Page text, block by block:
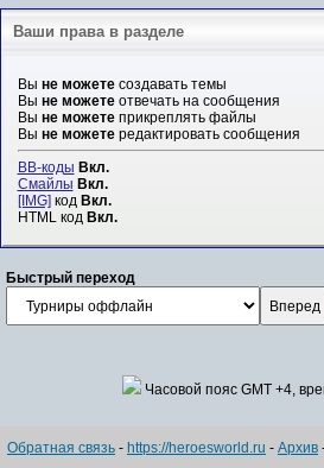
Ваши права в разделе
Вы не можетесоздавать темы
Вы не можетеотвечать на сообщения
Вы не можетеприкреплять файлы
Вы не можетередактировать сообщения
BB-коды Вкл.
Смайлы Вкл.
[IMG]код Вкл.
HTML код Вкл.
Быстрый переход
Часовой пояс GMT +4,
Обратная связь - https://heroesworld.ru - Архив